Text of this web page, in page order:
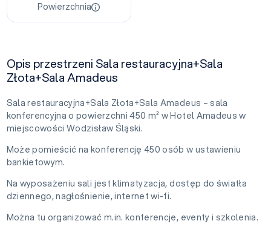
Powierzchnia
Opis przestrzeni Sala restauracyjna+Sala
Złota+Sala Amadeus
Sala restauracyjna+Sala Złota+Sala Amadeus – sala
konferencyjna o powierzchni 450 m² w Hotel Amadeus w
miejscowości Wodzisław Śląski.
Może pomieścić na konferencję 450 osób w ustawieniu
bankietowym.
Na wyposażeniu sali jest klimatyzacja, dostęp do światła
dziennego, nagłośnienie, internet wi-fi.
Można tu organizować m.in. konferencje, eventy i szkolenia.